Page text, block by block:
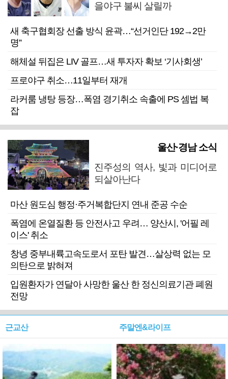
을야구 불씨 살릴까
새 축구협회장 선출 방식 윤곽…“선거인단 192→2만
명”
해체설 뒤집은 LIV 골프…새 투자자 확보 ‘기사회생’
프로야구 취소…11일부터 재개
라커룸 냉탕 등장…폭염 경기취소 속출에 PS 셈법 복
잡
울산·경남 소식
진주성의 역사, 빛과 미디어로
되살아난다
마산 원도심 행정·주거복합단지 연내 준공 수순
폭염에 온열질환 등 안전사고 우려… 양산시, '어필 레
이스' 취소
창녕 중부내륙고속도로서 포탄 발견…살상력 없는 모
의탄으로 밝혀져
입원환자가 연달아 사망한 울산 한 정신의료기관 폐원
전망
근교산 주말엔&라이프